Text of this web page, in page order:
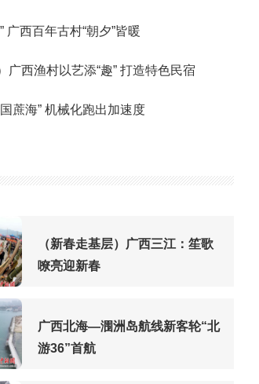
广西百年古村“朝夕”皆暖
广西渔村以艺添“趣” 打造特色民宿
蔗海” 机械化跑出加速度
（新春走基层）广西三江：笙歌
嘹亮迎新春
广西北海—涠洲岛航线新客轮“北
游36”首航